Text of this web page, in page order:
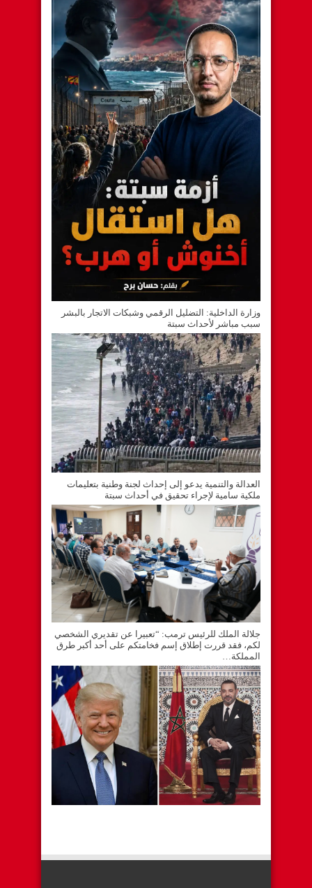
وزارة الداخلية: التضليل الرقمي وشبكات الاتجار بالبشر
سبب مباشر لأحداث سبتة
العدالة والتنمية يدعو إلى إحداث لجنة وطنية بتعليمات
ملكية سامية لإجراء تحقيق في أحداث سبتة
جلالة الملك للرئيس ترمب: “تعبيرا عن تقديري الشخصي
لكم، فقد قررت إطلاق إسم فخامتكم على أحد أكبر طرق
المملكة…